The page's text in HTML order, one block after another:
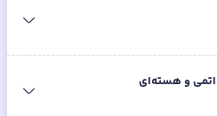
و هسته‌ای